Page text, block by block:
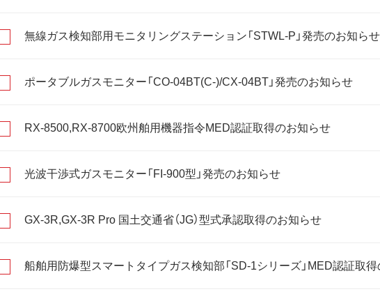
無線ガス検知部用モニタリングステーション「STWL-P」発売のお知らせ
ポータブルガスモニター「CO-04BT(C-)/CX-04BT」発売のお知らせ
RX-8500,RX-8700欧州舶用機器指令MED認証取得のお知らせ
光波干渉式ガスモニター「FI-900型」発売のお知らせ
GX-3R,GX-3R Pro 国土交通省（JG）型式承認取得のお知らせ
船舶用防爆型スマートタイプガス検知部「SD-1シリーズ」MED認証取